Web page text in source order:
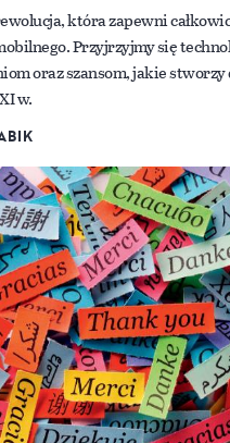
która zapewni
Przyjrzyjmy się
oraz szansom, jakie
w.